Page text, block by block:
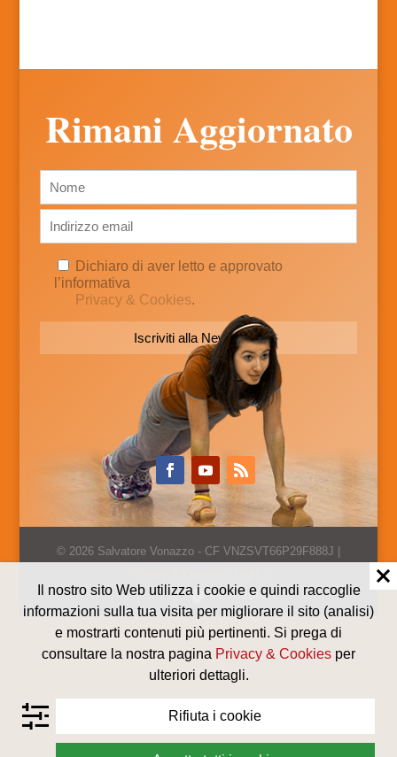
Rimani Aggiornato
Dichiaro di aver letto e approvato
l’informativa
Privacy & Cookies.
© 2026 Salvatore Vonazzo - CF VNZSVT66P29F888J |
Powered by
Il nostro sito Web utilizza i cookie e quindi raccoglie
informazioni sulla tua visita per migliorare il sito (analisi)
e mostrarti contenuti più pertinenti. Si prega di
consultare la nostra pagina Privacy & Cookies per
ulteriori dettagli.
Rifiuta i cookie